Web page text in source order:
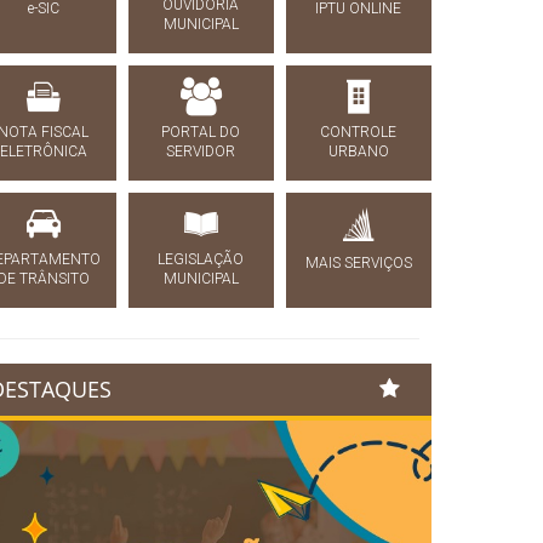
e-SIC
OUVIDORIA
MUNICIPAL
IPTU ONLINE
FISCAL
ELETRÔNICA
PORTAL DO
SERVIDOR
CONTROLE
URBANO
TRÂNSITO
LEGISLAÇÃO
MUNICIPAL
MAIS SERVIÇOS